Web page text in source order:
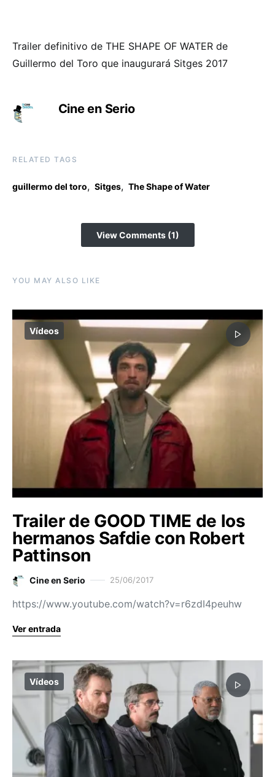
Trailer definitivo de THE SHAPE OF WATER de
Guillermo del Toro que inaugurará Sitges 2017
Cine en Serio
RELATED TAGS
guillermo del toro, Sitges, The Shape of Water
View Comments (1)
YOU MAY ALSO LIKE
Vídeos
Trailer de GOOD TIME de los
hermanos Safdie con Robert
Pattinson
Cine en Serio 25/06/2017
https://www.youtube.com/watch?v=r6zdI4peuhw
Ver entrada
Vídeos